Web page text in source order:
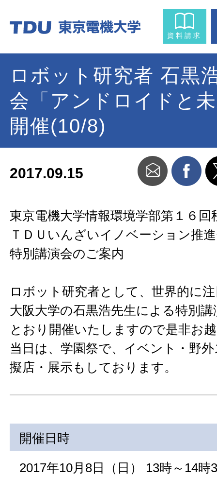
資料請求
ロボット研究者 石黒
会「アンドロイドと
開催(10/8)
2017.09.15
東京電機大学情報環境学部第１６回
ＴＤＵいんざいイノベーション推
特別講演会のご案内
ロボット研究者として、世界的に
大阪大学の石黒浩先生による特別
とおり開催いたしますので是非お
当日は、学園祭で、イベント・野
擬店・展示もしております。
開催日時
2017年10月8日（日） 13時～14時